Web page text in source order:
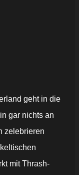
geht in die
gar nichts an
zelebrieren
mit Thrash-